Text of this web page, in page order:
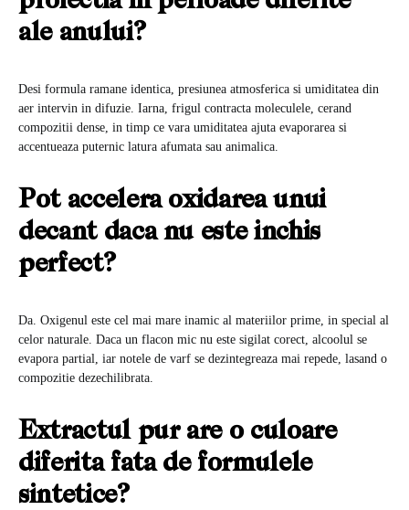
ale anului?
Desi formula ramane identica, presiunea atmosferica si umiditatea din
aer intervin in difuzie. Iarna, frigul contracta moleculele, cerand
compozitii dense, in timp ce vara umiditatea ajuta evaporarea si
accentueaza puternic latura afumata sau animalica.
Pot accelera oxidarea unui
decant daca nu este inchis
perfect?
Da. Oxigenul este cel mai mare inamic al materiilor prime, in special al
celor naturale. Daca un flacon mic nu este sigilat corect, alcoolul se
evapora partial, iar notele de varf se dezintegreaza mai repede, lasand o
compozitie dezechilibrata.
Extractul pur are o culoare
diferita fata de formulele
sintetice?